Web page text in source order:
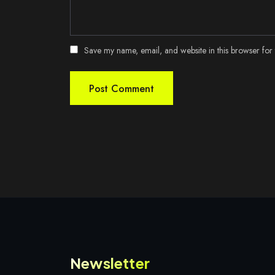
Save my name, email, and website in this browser
Newsletter